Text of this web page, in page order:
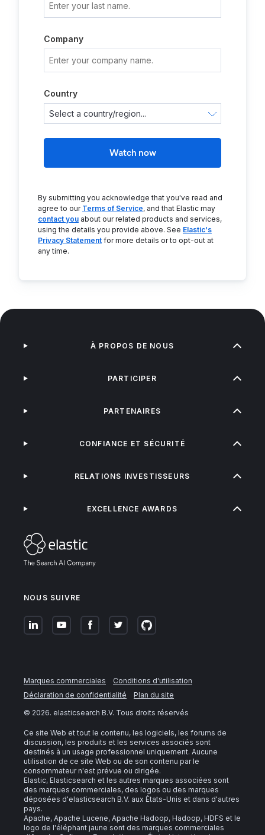
Company
Country
Watch now
By submitting you acknowledge that you've read and
agree to our Terms of Service, and that Elastic may
contact you about our related products and services,
using the details you provide above. See Elastic's
Privacy Statement for more details or to opt-out at
any time.
NOUS SUIVRE
À PROPOS DE NOUS
PARTICIPER
PARTENAIRES
CONFIANCE ET SÉCURITÉ
RELATIONS INVESTISSEURS
EXCELLENCE AWARDS
Marques commerciales
Conditions d'utilisation
Déclaration de confidentialité
Plan du site
© 2026. elasticsearch B.V. Tous droits réservés
Ce site Web et tout le contenu, les logiciels, les forums de
discussion, les produits et les services associés sont
destinés à un usage professionnel uniquement. Aucune
utilisation de ce site Web ou de son contenu par le
consommateur n'est prévue ou dirigée.
Elastic, Elasticsearch et les autres marques associées sont
des marques commerciales, des logos ou des marques
déposées d'elasticsearch B.V. aux États-Unis et dans d'autres
pays.
Apache, Apache Lucene, Apache Hadoop, Hadoop, HDFS et le
logo de l'éléphant jaune sont des marques commerciales